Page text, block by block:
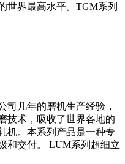
世界最高水平。TGM系列
司几年的磨机生产经验，
技术，吸收了世界各地的
机。本系列产品是一种专
和交付。 LUM系列超细立